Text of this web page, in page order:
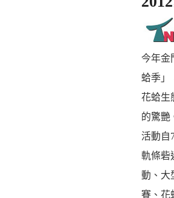
今年金
蛤季」
花蛤生
的驚艷
活動自
軌條砦
動、大
賽、花